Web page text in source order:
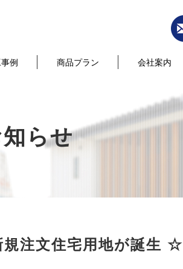
例 商品プラン 会社案内
らせ
注文住宅用地が誕生 ☆